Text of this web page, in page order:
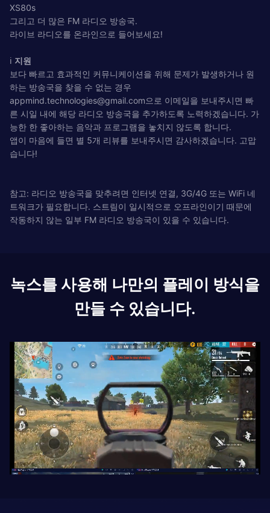
XS80s
그리고 더 많은 FM 라디오 방송국.
라이브 라디오를 온라인으로 들어보세요!
ℹ️ 지원
보다 빠르고 효과적인 커뮤니케이션을 위해 문제가 발생하거나 원
하는 방송국을 찾을 수 없는 경우
appmind.technologies@gmail.com으로 이메일을 보내주시면 빠
른 시일 내에 해당 라디오 방송국을 추가하도록 노력하겠습니다. 가
능한 한 좋아하는 음악과 프로그램을 놓치지 않도록 합니다.
앱이 마음에 들면 별 5개 리뷰를 보내주시면 감사하겠습니다. 고맙
습니다!
참고: 라디오 방송국을 맞추려면 인터넷 연결, 3G/4G 또는 WiFi 네
트워크가 필요합니다. 스트림이 일시적으로 오프라인이기 때문에
작동하지 않는 일부 FM 라디오 방송국이 있을 수 있습니다.
녹스를 사용해 나만의 플레이 방식을
만들 수 있습니다.